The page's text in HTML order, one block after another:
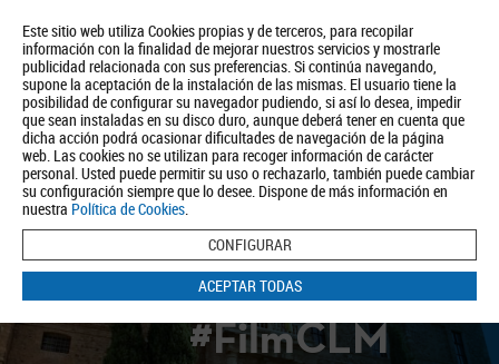
Este sitio web utiliza Cookies propias y de terceros, para recopilar
información con la finalidad de mejorar nuestros servicios y mostrarle
publicidad relacionada con sus preferencias. Si continúa navegando,
supone la aceptación de la instalación de las mismas. El usuario tiene la
posibilidad de configurar su navegador pudiendo, si así lo desea, impedir
que sean instaladas en su disco duro, aunque deberá tener en cuenta que
dicha acción podrá ocasionar dificultades de navegación de la página
web. Las cookies no se utilizan para recoger información de carácter
personal. Usted puede permitir su uso o rechazarlo, también puede cambiar
su configuración siempre que lo desee. Dispone de más información en
nuestra Política de Cookies.
CONFIGURAR
ACEPTAR TODAS
Quiénes somos Turismo Política de Privacidad Aviso Legal
Política de Cookies
BUSCAR
#FilmCLM